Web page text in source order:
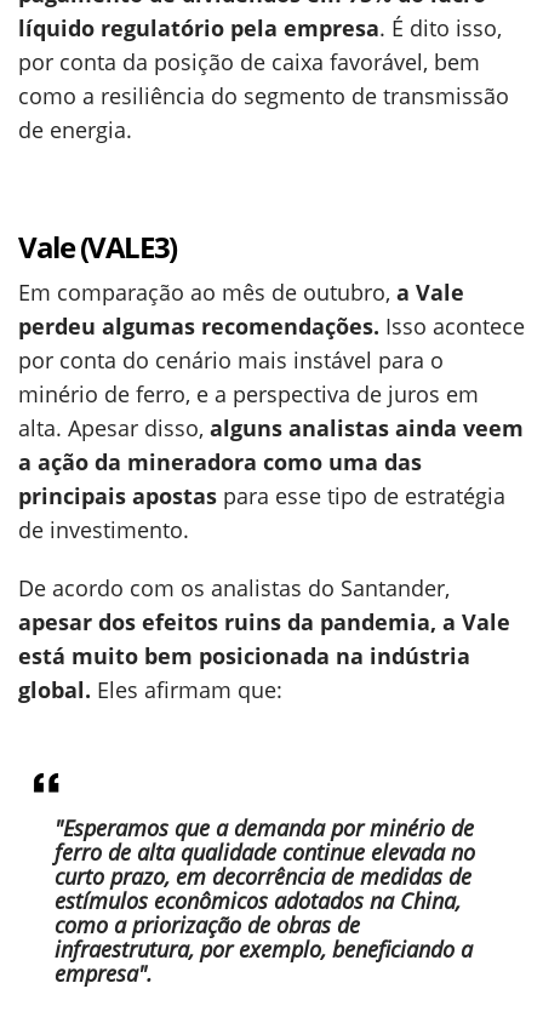
líquido regulatório pela empresa. É dito isso,
por conta da posição de caixa favorável, bem
como a resiliência do segmento de transmissão
de energia.
Vale (VALE3)
Em comparação ao mês de outubro, a Vale
perdeu algumas recomendações. Isso acontece
por conta do cenário mais instável para o
minério de ferro, e a perspectiva de juros em
alta. Apesar disso, alguns analistas ainda veem
a ação da mineradora como uma das
principais apostas para esse tipo de estratégia
de investimento.
De acordo com os analistas do Santander,
apesar dos efeitos ruins da pandemia, a Vale
está muito bem posicionada na indústria
global. Eles afirmam que:
"Esperamos que a demanda por minério de
ferro de alta qualidade continue elevada no
curto prazo, em decorrência de medidas de
estímulos econômicos adotados na China,
como a priorização de obras de
infraestrutura, por exemplo, beneficiando a
empresa".